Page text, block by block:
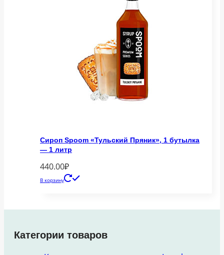
Сироп Spoom «Тульский Пряник», 1 бутылка
— 1 литр
440.00₽
В корзину
Категории товаров